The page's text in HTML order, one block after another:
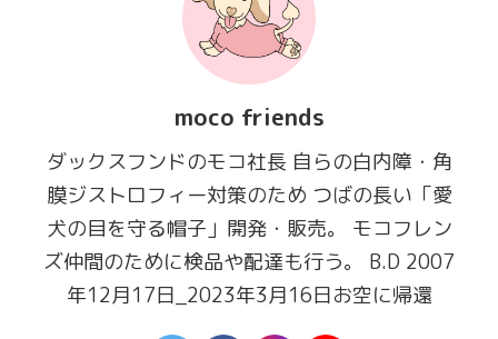
moco friends
ダックスフンドのモコ社長 自らの白内障・角
膜ジストロフィー対策のため つばの長い「愛
犬の目を守る帽子」開発・販売。 モコフレン
ズ仲間のために検品や配達も行う。 B.D 2007
年12月17日_2023年3月16日お空に帰還